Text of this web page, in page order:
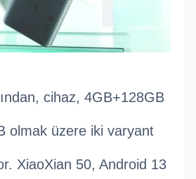
cihaz, 4GB+128GB
olmak üzere iki varyant
XiaoXian 50, Android 13